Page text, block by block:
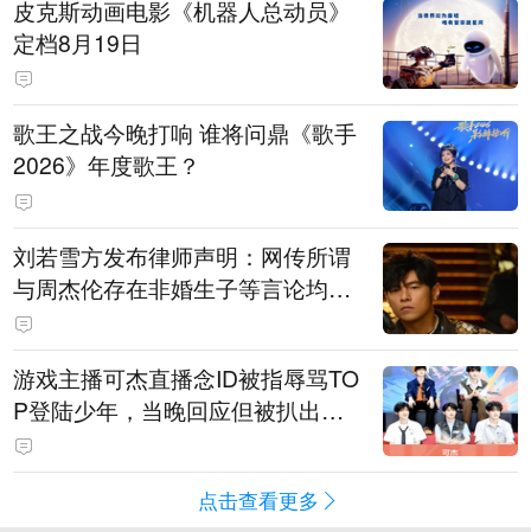
皮克斯动画电影《机器人总动员》
定档8月19日
歌王之战今晚打响 谁将问鼎《歌手
2026》年度歌王？
刘若雪方发布律师声明：网传所谓
与周杰伦存在非婚生子等言论均为
不实信息
游戏主播可杰直播念ID被指辱骂TO
P登陆少年，当晚回应但被扒出事
后删博，随后发"狗和人的听觉差
异"图文被指二次阴阳粉丝
点击查看更多